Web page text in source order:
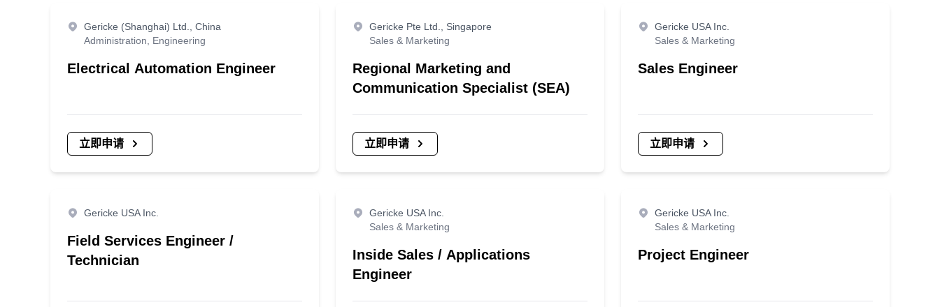
Gericke (Shanghai) Ltd., China
Administration, Engineering
Electrical Automation Engineer
立即申请
Gericke Pte Ltd., Singapore
Sales & Marketing
Regional Marketing and
Communication Specialist (SEA)
立即申请
Gericke USA Inc.
Sales & Marketing
Sales Engineer
立即申请
Gericke USA Inc.
Field Services Engineer /
Technician
Gericke USA Inc.
Sales & Marketing
Inside Sales / Applications
Engineer
Gericke USA Inc.
Sales & Marketing
Project Engineer